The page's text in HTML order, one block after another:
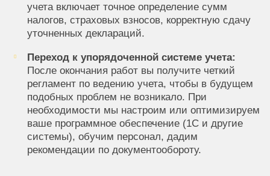
учета включает точное определение сумм
налогов, страховых взносов, корректную сдачу
уточненных деклараций.
Переход к упорядоченной системе учета:
После окончания работ вы получите четкий
регламент по ведению учета, чтобы в будущем
подобных проблем не возникало. При
необходимости мы настроим или оптимизируем
ваше программное обеспечение (1С и другие
системы), обучим персонал, дадим
рекомендации по документообороту.